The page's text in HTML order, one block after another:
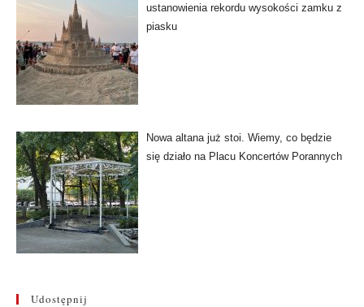
ustanowienia rekordu wysokości zamku z
piasku
Nowa altana już stoi. Wiemy, co będzie
się działo na Placu Koncertów Porannych
Udostępnij